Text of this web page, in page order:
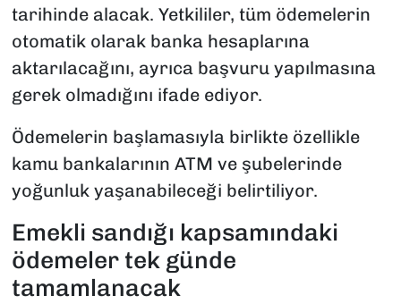
tarihinde alacak. Yetkililer, tüm ödemelerin
otomatik olarak banka hesaplarına
aktarılacağını, ayrıca başvuru yapılmasına
gerek olmadığını ifade ediyor.
Ödemelerin başlamasıyla birlikte özellikle
kamu bankalarının ATM ve şubelerinde
yoğunluk yaşanabileceği belirtiliyor.
Emekli sandığı kapsamındaki
ödemeler tek günde
tamamlanacak